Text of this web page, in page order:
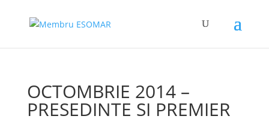
OCTOMBRIE 2014 –
PRESEDINTE SI PREMIER